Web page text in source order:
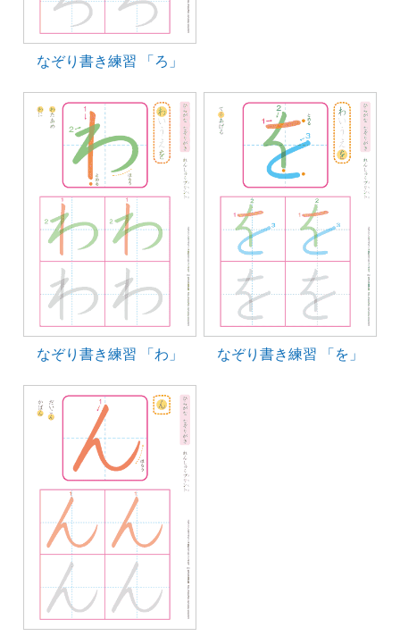
なぞり書き練習 「ろ」
なぞり書き練習 「わ」 なぞり書き練習 「を」